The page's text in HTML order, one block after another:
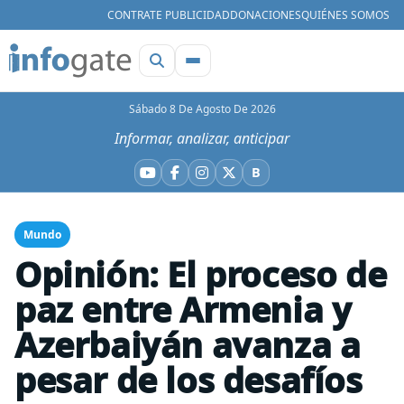
CONTRATE PUBLICIDADDONACIONESQUIÉNES SOMOS
Sábado 8 De Agosto De 2026
Informar, analizar, anticipar
YouTube
Facebook
Instagram
X BBluesky
Mundo
Opinión: El proceso de
paz entre Armenia y
Azerbaiyán avanza a
pesar de los desafíos